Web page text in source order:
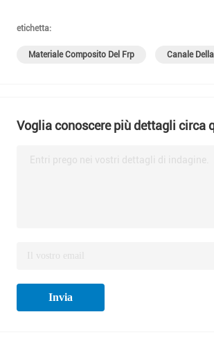
etichetta:
Materiale Composito Del Frp Canale
Voglia conoscere più dettagli circa
Entri prego nei vostri dettagli di indagine.
Invia